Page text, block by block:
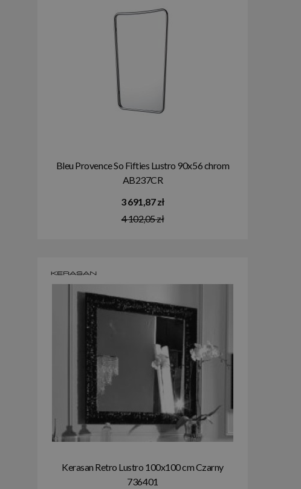
Bleu Provence So Fifties Lustro 90x56 chrom
AB237CR
3 691,87 zł
4 102,05 zł
Kerasan Retro Lustro 100x100 cm Czarny
736401